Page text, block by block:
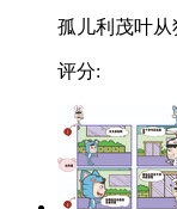
孤儿利茂叶
评分: